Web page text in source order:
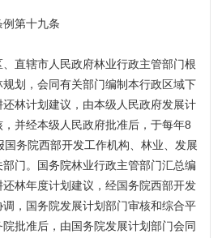
第十九条
、直辖市人民政府林业行政主管部门根
规划，会同有关部门编制本行政区域下
还林计划建议，由本级人民政府发展计
，并经本级人民政府批准后，于每年8
国务院西部开发工作机构、林业、发展
部门。国务院林业行政主管部门汇总编
还林年度计划建议，经国务院西部开发
调，国务院发展计划部门审核和综合平
院批准后，由国务院发展计划部门会同